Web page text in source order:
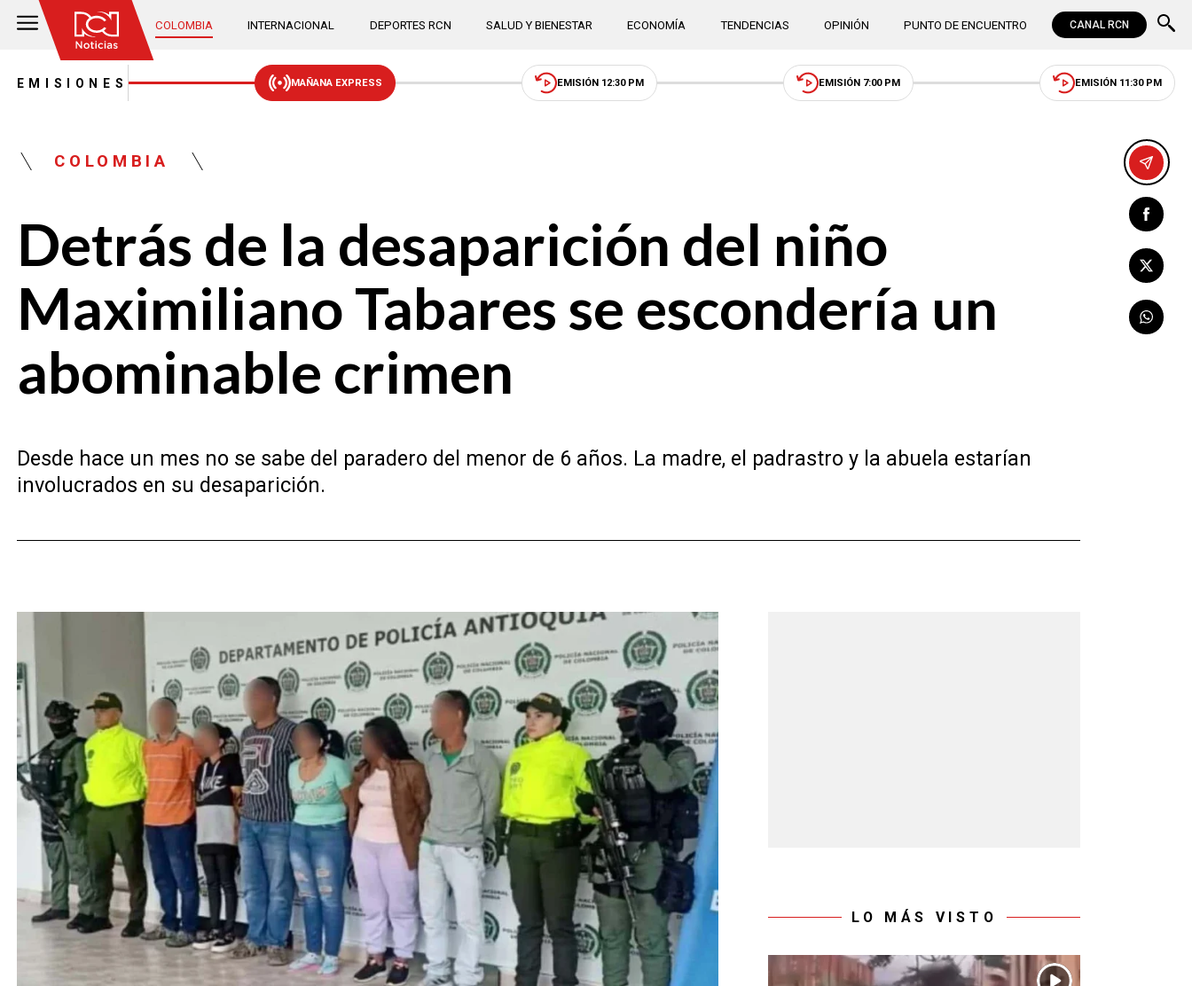
COLOMBIA INTERNACIONAL DEPORTES RCN SALUD Y BIENESTAR ECONOMÍA TENDENCIAS OPINIÓN PUNTO DE ENCUENTRO CANAL RCN
EMISIONES MAÑANA EXPRESS EMISIÓN 12:30 PM EMISIÓN 7:00 PM EMISIÓN 11:30 PM
COLOMBIA
Detrás de la desaparición del niño
Maximiliano Tabares se escondería un
abominable crimen
Desde hace un mes no se sabe del paradero del menor de 6 años. La madre, el padrastro y la abuela estarían
involucrados en su desaparición.
LO MÁS VISTO